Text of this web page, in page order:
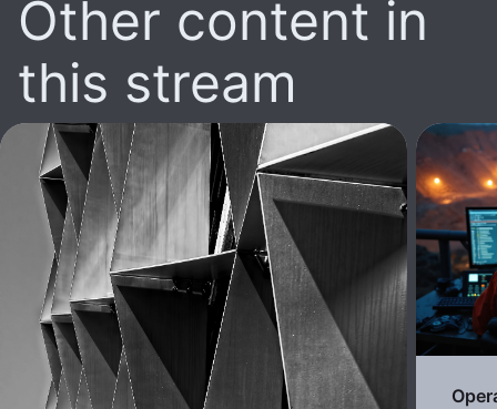
Other content in
this stream